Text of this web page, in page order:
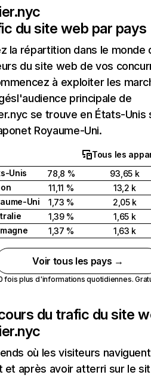
du site web par pays
la répartition dans le monde
du site web de vos
à exploiter les
principale de
se trouve en États-Unis
Royaume-Uni.
Tous les
Unis
78,8 %
93,65 k
11,11 %
13,2 k
Uni
1,73 %
2,05 k
1,39 %
1,65 k
1,37 % 1,63 k
Voir tous les pays →
fois plus d'informations quotidiennes.
du trafic du site
où les visiteurs naviguent
et après avoir atterri sur le